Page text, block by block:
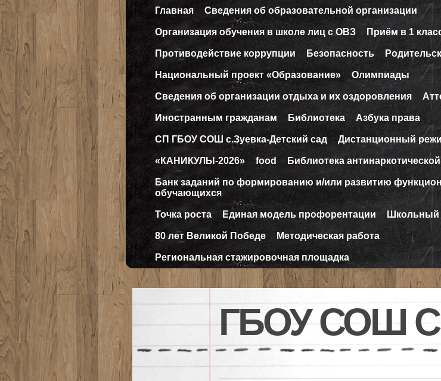
Главная Сведения об образовательной организации
Организация обучения в школе лиц с ОВЗ Приём в 1
Противодействие коррупции Безопасность
Национальный проект «Образование» Олимпиады
Сведения об организации отдыха и их оздоровления
Иностранным гражданам Библиотека Азбука права
СП ГБОУ СОШ с.Зуевка-Детский сад Дистанционный
«КАНИКУЛЫ-2026» food Библиотека
Банк заданий по формированию и/или развитию
обучающихся
Точка роста Единая модель профорентации Школьный
80 лет Великой Победе Методическая работа
Региональная стажировочная площадка
ГБОУ СОШ